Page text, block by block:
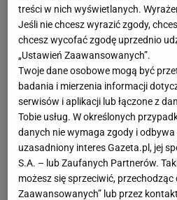
zawodów były Stany
Mistrzów Świata trafił do rąk
pokonała w finale 3:0Paris
r. swoje KMŚ będą miały
wystąpi 19 drużyn, a turniej
cyklicznie co cztery lata. Na
zorganizowane kobiece
Świata. Być może będzie to
media.
treści w nich wyświetlanych.
Jeśli nie chcesz wyrazić zgody,
chcesz wycofać zgodę uprzednio
„Ustawień Zaawansowanych”.
Twoje dane osobowe mogą być
badania i mierzenia informacji
serwisów i aplikacji lub łączone z
Tobie usług. W określonych
danych nie wymaga zgody i
uzasadniony interes Gazeta.pl, jej
S.A. – lub Zaufanych Partnerów.
możesz się sprzeciwić, przechodząc
Zaawansowanych” lub przez